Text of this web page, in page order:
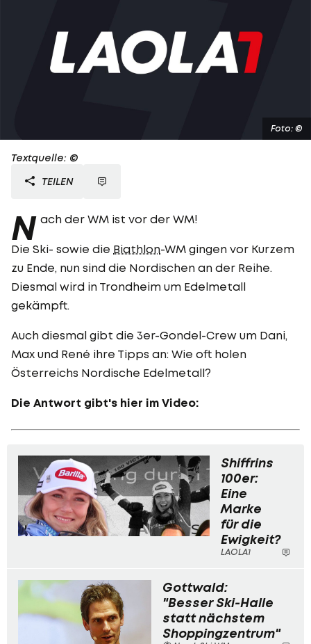
Foto: ©
Textquelle: ©
TEILEN
N ach der WM ist vor der WM!
Die Ski- sowie die Biathlon-WM gingen vor Kurzem
zu Ende, nun sind die Nordischen an der Reihe.
Diesmal wird in Trondheim um Edelmetall
gekämpft.
Auch diesmal gibt die 3er-Gondel-Crew um Dani,
Max und René ihre Tipps an: Wie oft holen
Österreichs Nordische Edelmetall?
Die Antwort gibt's hier im Video:
Shiffrins
100er:
Eine
Marke
für die
Ewigkeit?
LAOLA1
Gottwald:
"Besser Ski-Halle
statt nächstem
Shoppingzentrum"